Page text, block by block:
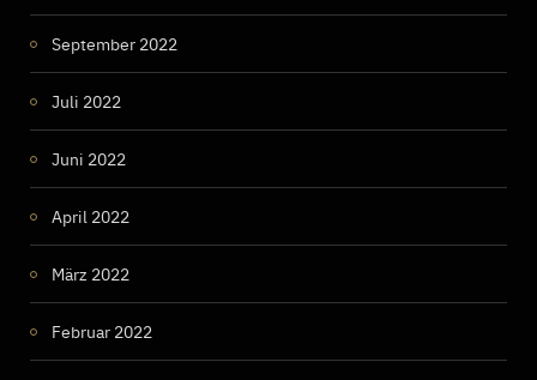
September 2022
Juli 2022
Juni 2022
April 2022
März 2022
Februar 2022